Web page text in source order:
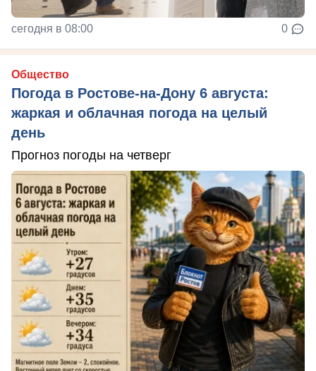
сегодня в 08:00 0
Общество
Погода в Ростове-на-Дону 6 августа:
жаркая и облачная погода на целый
день
Прогноз погоды на четверг